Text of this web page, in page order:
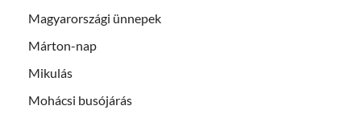
Magyarországi ünnepek
Márton-nap
Mikulás
Mohácsi busójárás